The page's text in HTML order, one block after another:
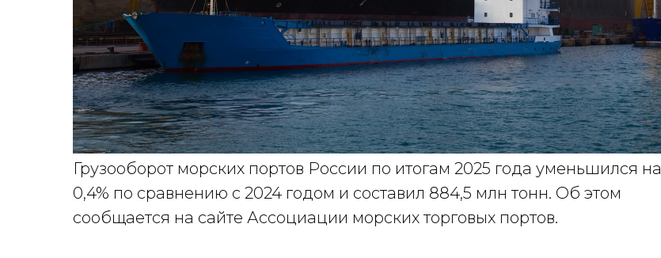
Грузооборот морских портов России по итогам 2025 года уменьшился на
0,4% по сравнению с 2024 годом и составил 884,5 млн тонн. Об этом
сообщается на сайте Ассоциации морских торговых портов.